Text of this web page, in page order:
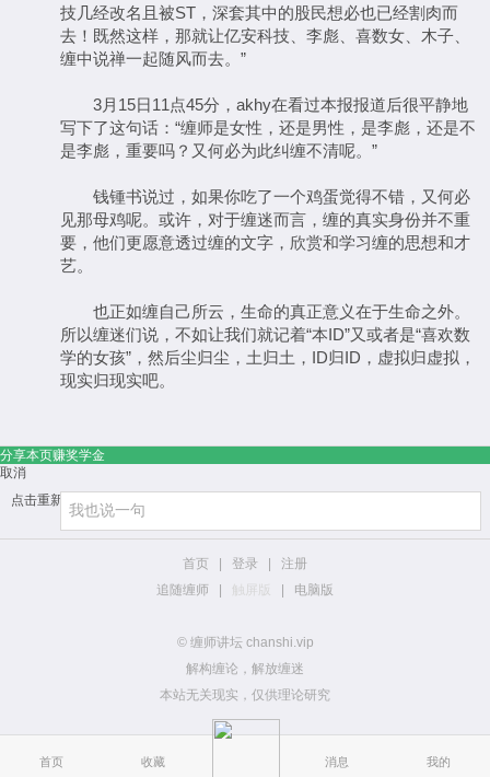
首页 收藏 消息 我的
技几经改名且被ST，深套其中的股民想必也已经割肉而
去！既然这样，那就让亿安科技、李彪、喜数女、木子、
缠中说禅一起随风而去。”
3月15日11点45分，akhy在看过本报报道后很平静地
写下了这句话：“缠师是女性，还是男性，是李彪，还是不
是李彪，重要吗？又何必为此纠缠不清呢。”
钱锺书说过，如果你吃了一个鸡蛋觉得不错，又何必
见那母鸡呢。或许，对于缠迷而言，缠的真实身份并不重
要，他们更愿意透过缠的文字，欣赏和学习缠的思想和才
艺。
也正如缠自己所云，生命的真正意义在于生命之外。
所以缠迷们说，不如让我们就记着“本ID”又或者是“喜欢数
学的女孩”，然后尘归尘，土归土，ID归ID，虚拟归虚拟，
现实归现实吧。
分享本页赚奖学金
取消
点击重新加载
首页 登录
注册
追随缠师
触屏版 电脑版
© 缠师讲坛 chanshi.vip
解构缠论，解放缠迷
本站无关现实，仅供理论研究